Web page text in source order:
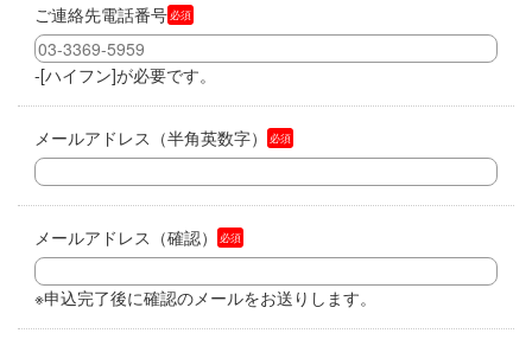
ご連絡先電話番号必須
-[ハイフン]が必要です。
メールアドレス（半角英数字） 必須
メールアドレス（確認） 必須
※申込完了後に確認のメールをお送りします。